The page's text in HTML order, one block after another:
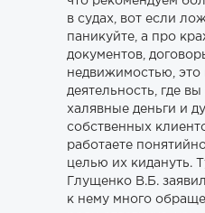
в судах, вот если
паникуйте, а про
документов,
недвижимостью,
деятельность, где
халявные деньги и
собственных
работаете
целью их кидануть.
Глущенко В.Б.
к нему много